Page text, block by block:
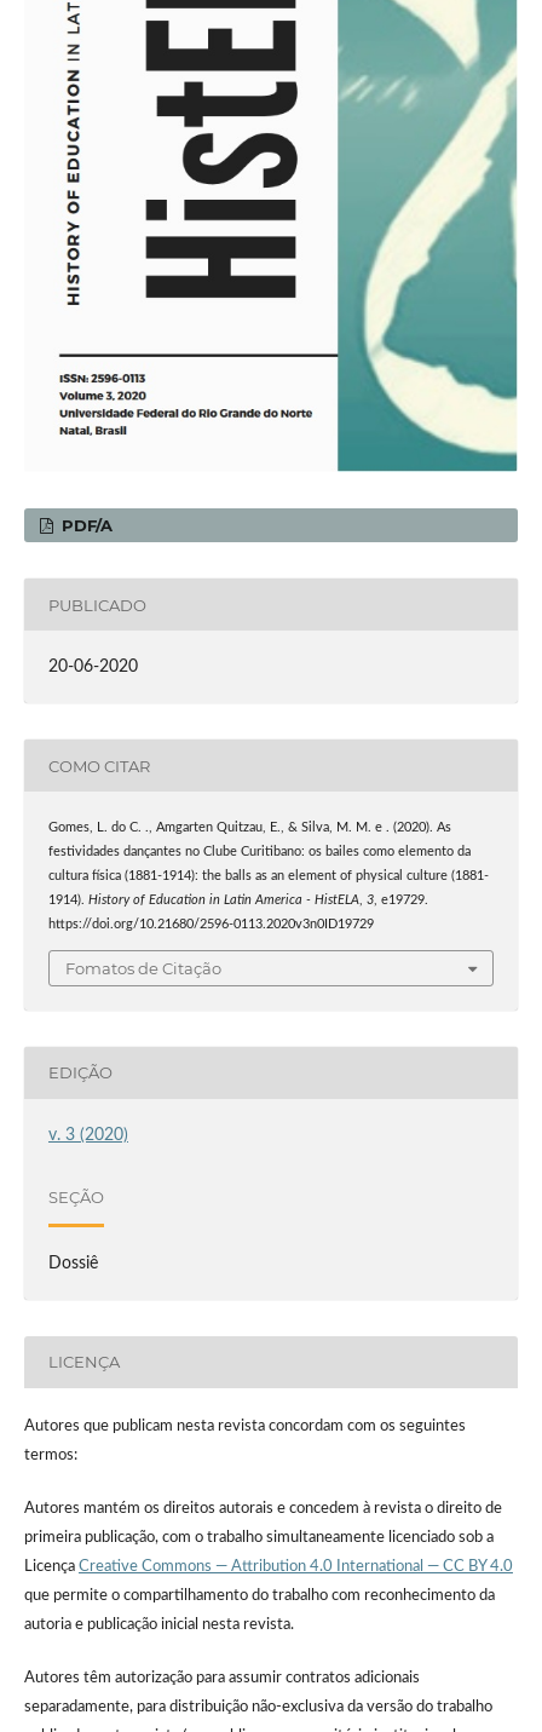
PDF/A
PUBLICADO
20-06-2020
COMO CITAR
Gomes, L. do C. ., Amgarten Quitzau, E., & Silva, M. M. e . (2020). As
festividades dançantes no Clube Curitibano: os bailes como elemento da
cultura física (1881-1914): the balls as an element of physical culture (1881-
1914). History of Education in Latin America - HistELA, 3, e19729.
https://doi.org/10.21680/2596-0113.2020v3n0ID19729
Fomatos de Citação
EDIÇÃO
v. 3 (2020)
SEÇÃO
Dossiê
LICENÇA
Autores que publicam nesta revista concordam com os seguintes
termos:
Autores mantém os direitos autorais e concedem à revista o direito de
primeira publicação, com o trabalho simultaneamente licenciado sob a
Licença Creative Commons — Attribution 4.0 International — CC BY 4.0
que permite o compartilhamento do trabalho com reconhecimento da
autoria e publicação inicial nesta revista.
Autores têm autorização para assumir contratos adicionais
separadamente, para distribuição não-exclusiva da versão do trabalho